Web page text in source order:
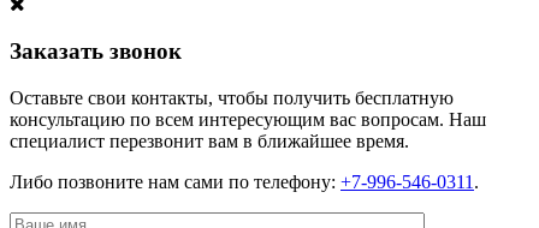
Заказать звонок
Оставьте свои контакты, чтобы получить бесплатную
консультацию по всем интересующим вас вопросам. Наш
специалист перезвонит вам в ближайшее время.
Либо позвоните нам сами по телефону: +7-996-546-0311 .